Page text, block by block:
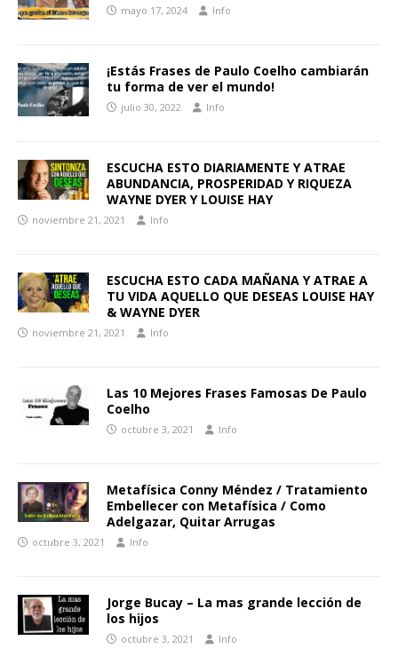
mayo 17, 2024 Info
¡Estás Frases de Paulo Coelho cambiarán
tu forma de ver el mundo!
julio 30, 2022 Info
ESCUCHA ESTO DIARIAMENTE Y ATRAE
ABUNDANCIA, PROSPERIDAD Y RIQUEZA
WAYNE DYER Y LOUISE HAY
noviembre 21, 2021 Info
ESCUCHA ESTO CADA MAÑANA Y ATRAE A
TU VIDA AQUELLO QUE DESEAS LOUISE HAY
& WAYNE DYER
noviembre 21, 2021 Info
Las 10 Mejores Frases Famosas De Paulo
Coelho
octubre 3, 2021 Info
Metafísica Conny Méndez / Tratamiento
Embellecer con Metafísica / Como
Adelgazar, Quitar Arrugas
octubre 3, 2021 Info
Jorge Bucay – La mas grande lección de
los hijos
octubre 3, 2021 Info